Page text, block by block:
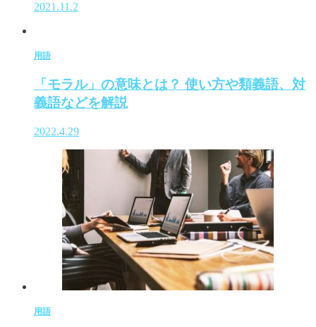
2021.11.2
用語
「モラル」の意味とは？ 使い方や類義語、対
義語などを解説
2022.4.29
用語